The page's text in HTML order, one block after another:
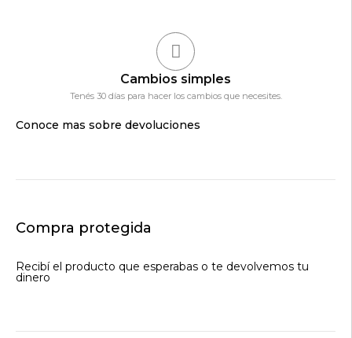
Cambios simples
Tenés 30 días para hacer los cambios que necesites.
Conoce mas sobre devoluciones
Compra protegida
Recibí el producto que esperabas o te devolvemos tu
dinero